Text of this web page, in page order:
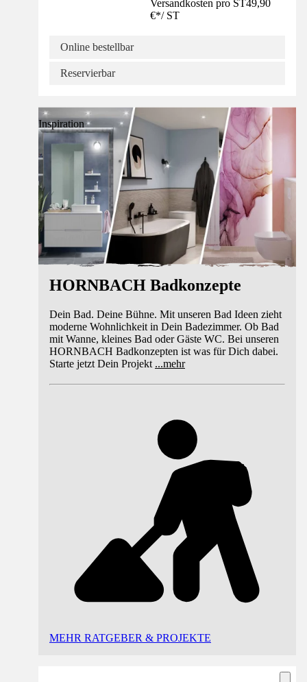
Versandkosten pro ST49,90
€*/ ST
Online bestellbar
Reservierbar
Inspiration
HORNBACH Badkonzepte
Dein Bad. Deine Bühne. Mit unseren Bad Ideen zieht
moderne Wohnlichkeit in Dein Badezimmer. Ob Bad
mit Wanne, kleines Bad oder Gäste WC. Bei unseren
HORNBACH Badkonzepten ist was für Dich dabei.
Starte jetzt Dein Projekt ...mehr
MEHR RATGEBER & PROJEKTE